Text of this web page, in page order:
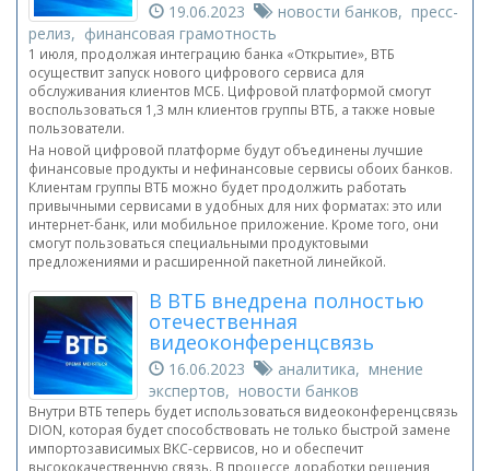
19.06.2023
новости банков, пресс-
релиз, финансовая грамотность
1 июля, продолжая интеграцию банка «Открытие», ВТБ
осуществит запуск нового цифрового сервиса для
обслуживания клиентов МСБ. Цифровой платформой смогут
воспользоваться 1,3 млн клиентов группы ВТБ, а также новые
пользователи.
На новой цифровой платформе будут объединены лучшие
финансовые продукты и нефинансовые сервисы обоих банков.
Клиентам группы ВТБ можно будет продолжить работать
привычными сервисами в удобных для них форматах: это или
интернет-банк, или мобильное приложение. Кроме того, они
смогут пользоваться специальными продуктовыми
предложениями и расширенной пакетной линейкой.
В ВТБ внедрена полностью
отечественная
видеоконференцсвязь
16.06.2023
аналитика, мнение
экспертов, новости банков
Внутри ВТБ теперь будет использоваться видеоконференцсвязь
DION, которая будет способствовать не только быстрой замене
импортозависимых ВКС-сервисов, но и обеспечит
высококачественную связь. В процессе доработки решения